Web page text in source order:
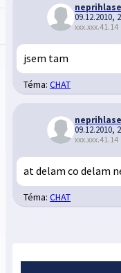
09.12.2010,
xxx.xxx.41.14
jsem tam
Téma:CHAT
09.12.2010,
xxx.xxx.41.14
at delam co delam
Téma:CHAT